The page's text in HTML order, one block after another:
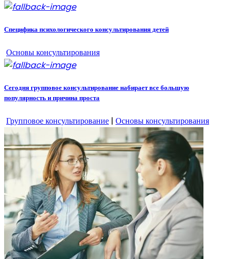
Специфика психологического консультирования детей
Основы консультирования
Сегодня групповое консультирование набирает все большую
популярность и причина проста
Групповое консультирование | Основы консультирования